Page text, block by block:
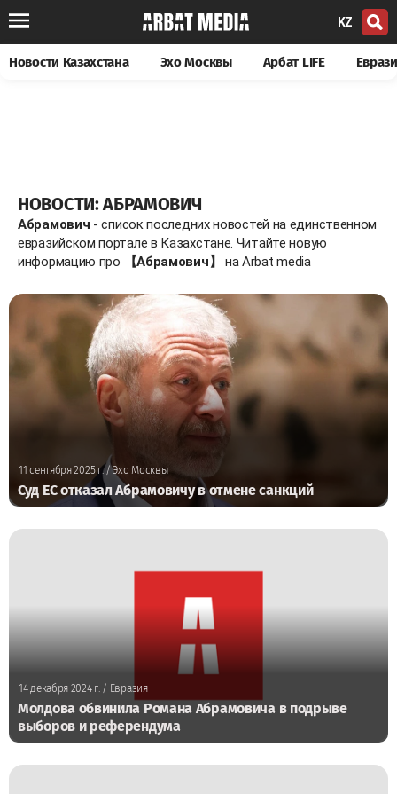
KZ
Новости Казахстана Эхо Москвы Арбат LIFE
НОВОСТИ: АБРАМОВИЧ
Абрамович - список последних новостей на единственном
евразийском портале в Казахстане. Читайте новую
информацию про
【Абрамович】 на Arbat media
11 сентября 2025 г./ Эхо Москвы
Суд ЕС отказал Абрамовичу в отмене санкций
14 декабря 2024 г./ Евразия
Молдова обвинила Романа Абрамовича в подрыве
выборов и референдума